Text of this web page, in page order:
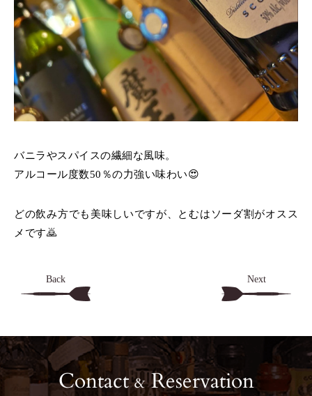
バニラやスパイスの繊細な風味。
アルコール度数50％の力強い味わい😍
どの飲み方でも美味しいですが、とむはソーダ割がオスス
メです🙇
Back Next
Contact&Reservation